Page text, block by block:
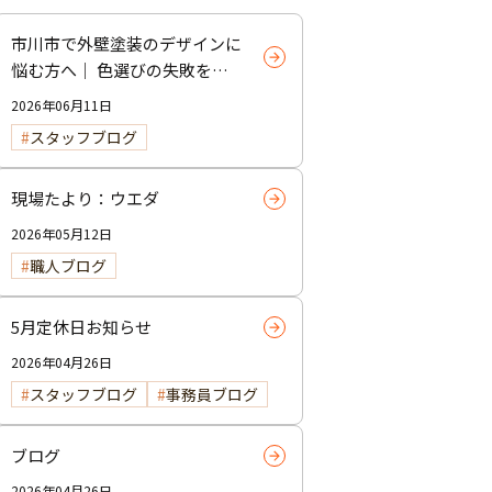
市川市で外壁塗装のデザインに
悩む方へ｜ 色選びの失敗を防
ぐポイント
2026年06月11日
スタッフブログ
現場たより：ウエダ
2026年05月12日
職人ブログ
5月定休日お知らせ
2026年04月26日
スタッフブログ 事務員ブログ
ブログ